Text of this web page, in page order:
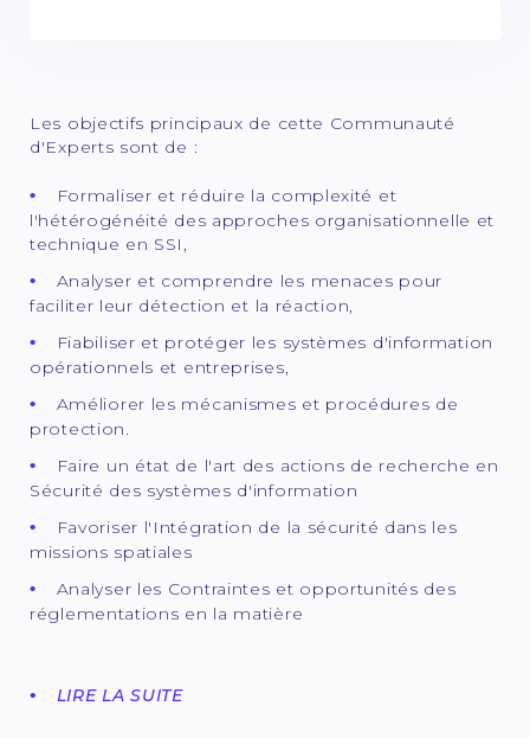
Les objectifs principaux de cette Communauté
d'Experts sont de :
Formaliser et réduire la complexité et
l'hétérogénéité des approches organisationnelle et
technique en SSI,
Analyser et comprendre les menaces pour
faciliter leur détection et la réaction,
Fiabiliser et protéger les systèmes d'information
opérationnels et entreprises,
Améliorer les mécanismes et procédures de
protection.
Faire un état de l'art des actions de recherche en
Sécurité des systèmes d'information
Favoriser l'Intégration de la sécurité dans les
missions spatiales
Analyser les Contraintes et opportunités des
réglementations en la matière
LIRE LA SUITE